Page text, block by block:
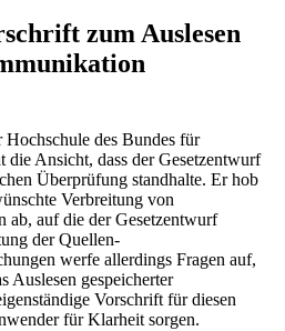
zum Auslesen
des Bundes für
Ansicht, dass der Gesetzentwurf
Überprüfung standhalte. Er hob
Verbreitung von
ab, auf die der Gesetzentwurf
der Quellen-
werfe allerdings Fragen auf,
Auslesen gespeicherter
Vorschrift für diesen
für Klarheit sorgen.